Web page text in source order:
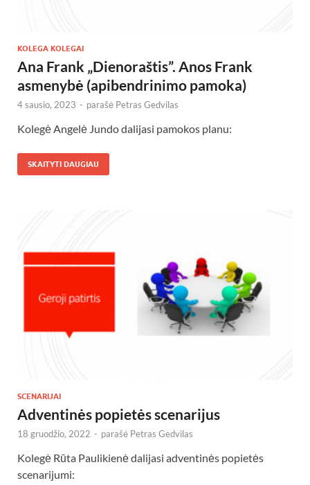
KOLEGA KOLEGAI
Ana Frank „Dienoraštis”. Anos Frank
asmenybė (apibendrinimo pamoka)
4 sausio, 2023 - parašė Petras Gedvilas
Kolegė Angelė Jundo dalijasi pamokos planu:
SKAITYTI DAUGIAU
SCENARIJAI
Adventinės popietės scenarijus
18 gruodžio, 2022 - parašė Petras Gedvilas
Kolegė Rūta Paulikienė dalijasi adventinės popietės
scenarijumi: